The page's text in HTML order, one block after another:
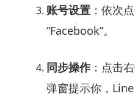
账号设置：依次
“Facebook”。
同步操作：点击
弹窗提示你，Line